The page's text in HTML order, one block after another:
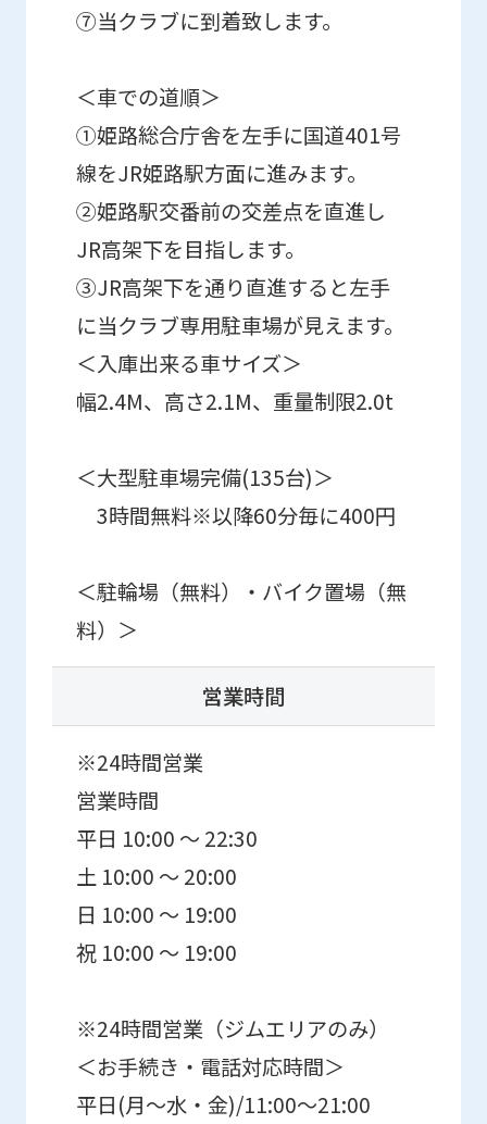
⑦当クラブに到着致します。
＜車での道順＞
①姫路総合庁舎を左手に国道401号
線をJR姫路駅方面に進みます。
②姫路駅交番前の交差点を直進し
JR高架下を目指します。
③JR高架下を通り直進すると左手
に当クラブ専用駐車場が見えます。
＜入庫出来る車サイズ＞
幅2.4M、高さ2.1M、重量制限2.0t
＜大型駐車場完備(135台)＞
3時間無料※以降60分毎に400円
＜駐輪場（無料）・バイク置場（無
料）＞
営業時間
※24時間営業
営業時間
平日 10:00 ～ 22:30
土 10:00 ～ 20:00
日 10:00 ～ 19:00
祝 10:00 ～ 19:00
※24時間営業（ジムエリアのみ）
＜お手続き・電話対応時間＞
平日(月～水・金)/11:00～21:00